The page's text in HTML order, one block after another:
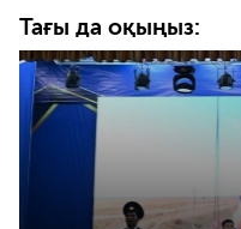
Тағы да оқыңыз: